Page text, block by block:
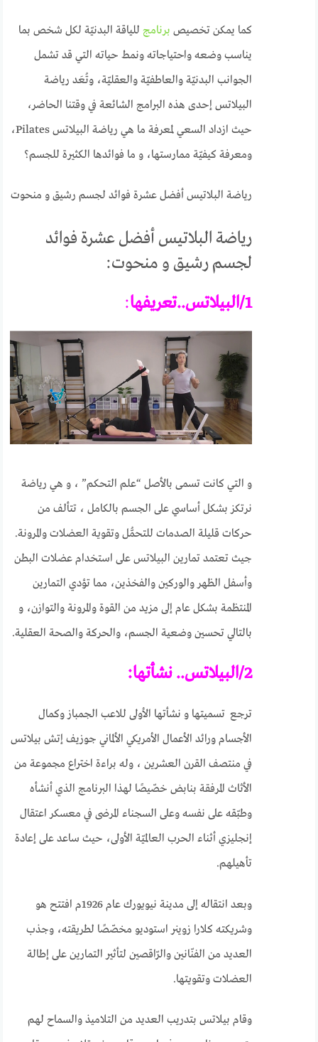
كما يمكن تخصيص برنامج للياقة البدنيّة لكل شخص بما
يناسب وضعه واحتياجاته ونمط حياته التي قد تشمل
الجوانب البدنيّة والعاطفيّة والعقليّة، وتُعَد رياضة
البيلاتس إحدى هذه البرامج الشائعة في وقتنا الحاضر،
حيث ازداد السعي لمعرفة ما هي رياضة البيلاتس Pilates،
ومعرفة كيفيّة ممارستها، و ما فوائدها الكثيرة للجسم؟
رياضة البلاتيس أفضل عشرة فوائد لجسم رشيق و منحوت
رياضة البلاتيس أفضل عشرة فوائد
لجسم رشيق و منحوت:
1/البيلاتس..تعريفها
:
و التي كانت تسمى بالأصل “علم التحكم” ، و هي رياضة
نرتكز بشكل أساسي على الجسم بالكامل ، تتألف من
حركات قليلة الصدمات للتحمُّل وتقوية العضلات والمرونة.
جيث تعتمد تمارين البيلاتس على استخدام عضلات البطن
وأسفل الظهر والوركين والفخذين، مما تؤدي التمارين
المنتظمة بشكل عام إلى مزيد من القوة والمرونة والتوازن، و
بالتالي تحسين وضعية الجسم، والحركة والصحة العقلية.
2/البيلاتس.. نشأتها:
ترجع تسميتها و نشأتها الأولى للاعب الجمباز وكمال
الأجسام ورائد الأعمال الأمريكي الألماني جوزيف إتش بيلاتس
في منتصف القرن العشرين ، وله براءة اختراع مجموعة من
الأثاث المرفقة بنابض خصّيصًا لهذا البرنامج الذي أنشأه
وطبّقه على نفسه وعلى السجناء المرضى في معسكر اعتقال
إنجليزي أثناء الحرب العالميّة الأولى، حيث ساعد على إعادة
تأهيلهم.
وبعد انتقاله إلى مدينة نيويورك عام 1926م افتتح هو
وشريكته كلارا زوينر استوديو مخصّصًا لطريقته، وجذب
العديد من الفنّانين والرّاقصين لتأثير التمارين على إطالة
العضلات وتقويتها.
وقام بيلاتس بتدريب العديد من التلاميذ والسماح لهم